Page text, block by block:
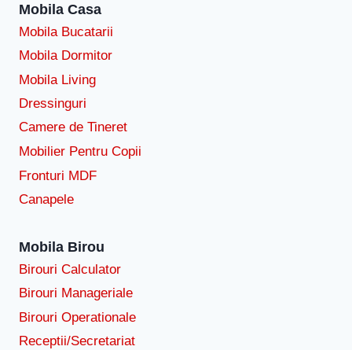
Mobila Casa
Mobila Bucatarii
Mobila Dormitor
Mobila Living
Dressinguri
Camere de Tineret
Mobilier Pentru Copii
Fronturi MDF
Canapele
Mobila Birou
Birouri Calculator
Birouri Manageriale
Birouri Operationale
Receptii/Secretariat